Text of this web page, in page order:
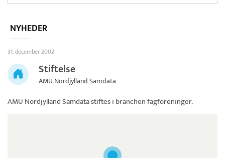
NYHEDER
31. december 2002
Stiftelse
AMU Nordjylland Samdata
AMU Nordjylland Samdatastiftes i branchen fagforeninger.